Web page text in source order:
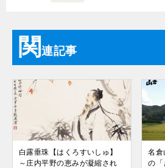
関連記事
白露垂珠【はくろすいしゅ】
～庄内平野の恵みが凝縮され
名倉
の「